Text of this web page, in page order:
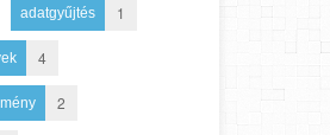
adatgyűjtés 1
4
2